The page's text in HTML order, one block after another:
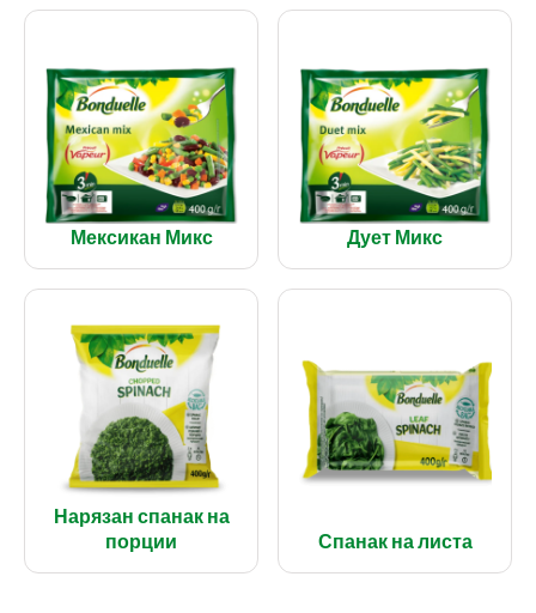
Мексикан Микс Дует Микс
Нарязан спанак на
порции
Спанак на листа